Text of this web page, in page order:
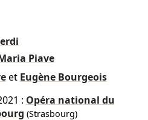
Piave
et Eugène Bourgeois
: Opéra national du
(Strasbourg)